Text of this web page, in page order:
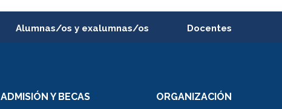
Alumnas/os y exalumnas/os Docentes
Perfeccionamiento
ADMISIÓN Y BECAS ORGANIZACIÓN